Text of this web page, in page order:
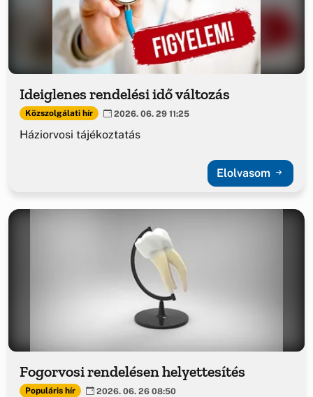
Ideiglenes rendelési idő változás
Közszolgálati hír 2026. 06. 29 11:25
Háziorvosi tájékoztatás
Elolvasom
Fogorvosi rendelésen helyettesítés
Populáris hír 2026. 06. 26 08:50